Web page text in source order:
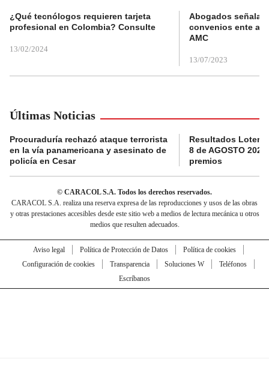
¿Qué tecnólogos requieren tarjeta
profesional en Colombia? Consulte
13/02/2024
Abogados
convenios ente
AMC
13/07/2023
Últimas Noticias
Procuraduría rechazó ataque terrorista
en la vía panamericana y asesinato de
policía en Cesar
Resultados Lotería
8 de AGOSTO
premios
© CARACOL S.A. Todos los derechos reservados.
CARACOL S.A. realiza una reserva expresa de las reproducciones y usos de las obras
y otras prestaciones accesibles desde este sitio web a medios de lectura mecánica u otros
medios que resulten adecuados.
Aviso legal Política de Protección de Datos
Política de cookies
Configuración de cookies
Transparencia Soluciones W
Teléfonos
Escríbanos